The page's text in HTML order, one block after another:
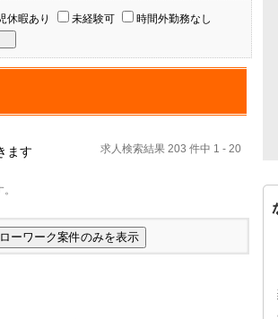
休暇あり 未経験可 時間外勤務なし
求人検索結果 203 件中 1 - 20
ます